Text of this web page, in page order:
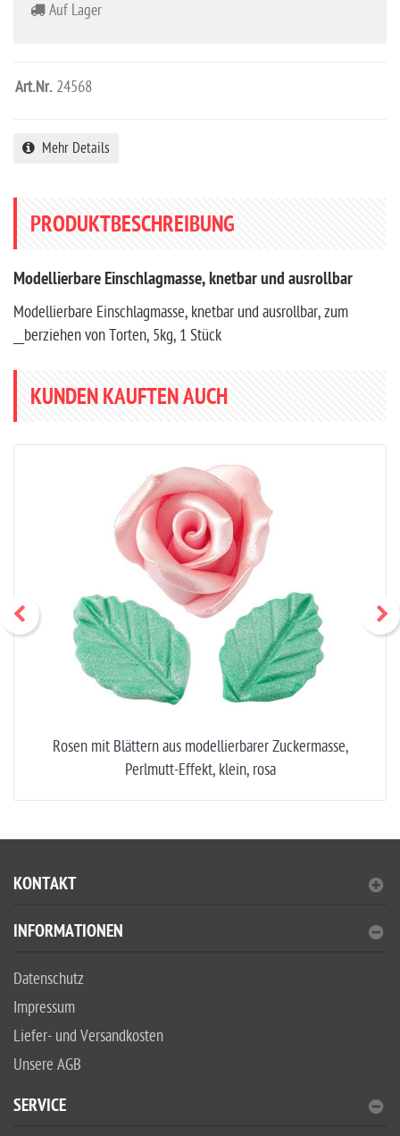
Auf Lager
Art.Nr. 24568
Mehr Details
PRODUKTBESCHREIBUNG
Modellierbare Einschlagmasse, knetbar und ausrollbar
Modellierbare Einschlagmasse, knetbar und ausrollbar, zum
__berziehen von Torten, 5kg, 1 Stück
KUNDEN KAUFTEN AUCH
Rosen mit Blättern aus modellierbarer Zuckermasse,
Perlmutt-Effekt, klein, rosa
KONTAKT
INFORMATIONEN
Datenschutz
Impressum
Liefer- und Versandkosten
Unsere AGB
SERVICE